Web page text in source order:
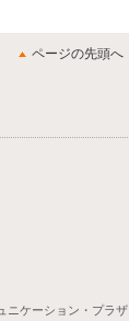
ページの先頭へ
ニケーション・プラザ